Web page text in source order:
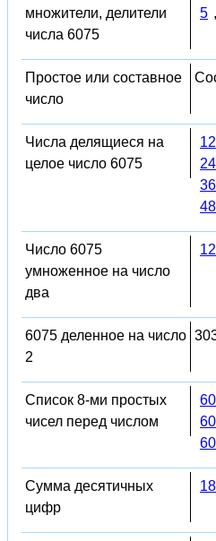
множители, делители
числа 6075
5 ,
Простое или составное
число
Числа делящиеся на
целое число 6075
Число 6075
умноженное на число
два
6075 деленное на число
2
Список 8-ми простых
чисел перед числом
Сумма десятичных
цифр
18